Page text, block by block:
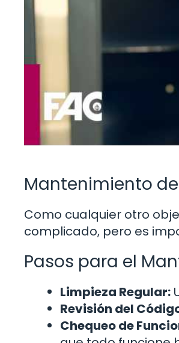
Mantenimiento
Como cualquier otro
complicado, pero es
Pasos para el
Limpieza Regular:
Revisión del
Chequeo de